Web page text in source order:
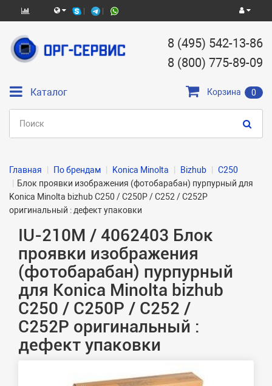
8 (495) 542-13-86
8 (800) 775-89-09
Каталог Корзина 0
Главная По брендам Konica Minolta Bizhub
C250
Блок проявки изображения (фотобарабан) пурпурный для
Konica Minolta bizhub C250 / C250Р / C252 / C252P
оригинальный : дефект упаковки
IU-210M / 4062403 Блок
проявки изображения
(фотобарабан) пурпурный
для Konica Minolta bizhub
C250 / C250Р / C252 /
C252P оригинальный :
дефект упаковки